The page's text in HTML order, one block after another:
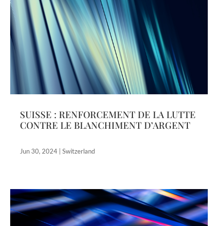
SUISSE : RENFORCEMENT DE LA LUTTE
CONTRE LE BLANCHIMENT D’ARGENT
Jun 30, 2024 |Switzerland